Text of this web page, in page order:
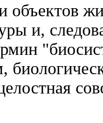
объектов
и,